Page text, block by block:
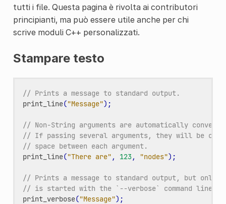
tutti i file. Questa pagina è rivolta ai contributori
principianti, ma può essere utile anche per chi
scrive moduli C++ personalizzati.
Stampare testo
// Prints a message to standard output.
print_line("Message");
// Non-String arguments are automatically
// If passing several arguments, they will be
// space between each argument.
print_line("There are" , 123, "nodes");
// Prints a message to standard output, but only
// is started with the `--verbose` command line
print_verbose("Message");